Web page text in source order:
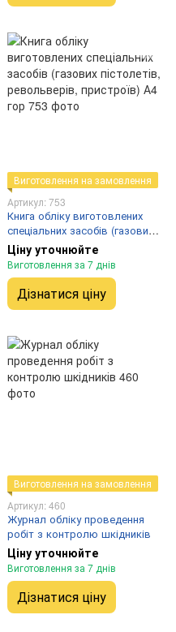
Виготовлення на замовлення
Артикул: 753
Книга обліку виготовлених
спеціальних засобів (газових
пістолетів, револьверів,
пристроїв) А4 гор
Ціну уточнюйте
Виготовлення за 7 днів
Дізнатися ціну
Виготовлення на замовлення
Артикул: 460
Журнал обліку проведення
робіт з контролю шкідників
Ціну уточнюйте
Виготовлення за 7 днів
Дізнатися ціну